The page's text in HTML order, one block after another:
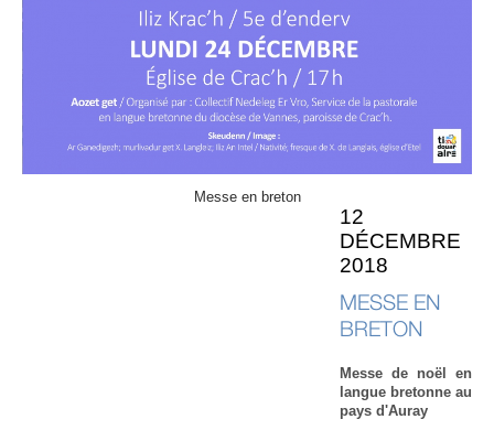
Messe en breton
12
DÉCEMBRE
2018
MESSE EN
BRETON
Messe de noël en
langue bretonne au
pays d'Auray